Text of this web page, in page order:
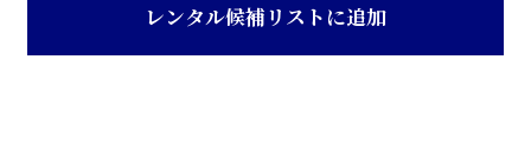
ラ
レンタル候補リストに追加